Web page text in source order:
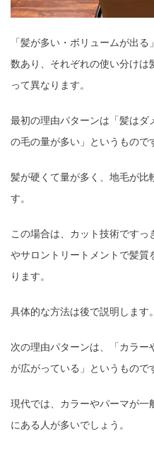
「髪が多い・ボリュームが出
数あり、それぞれの使い分けは
って異なります。
最初の理由パターンは「髪は
の毛の量が多い」というもので
髪が硬くて量が多く、地毛が比
す。
この場合は、カット技術です
やサロントリートメントで髪質
ります。
具体的な方法は後で説明します。
次の理由パターンは、「カラ
が広がっている」というもので
現代では、カラーやパーマが一
にある人が多いでしょう。